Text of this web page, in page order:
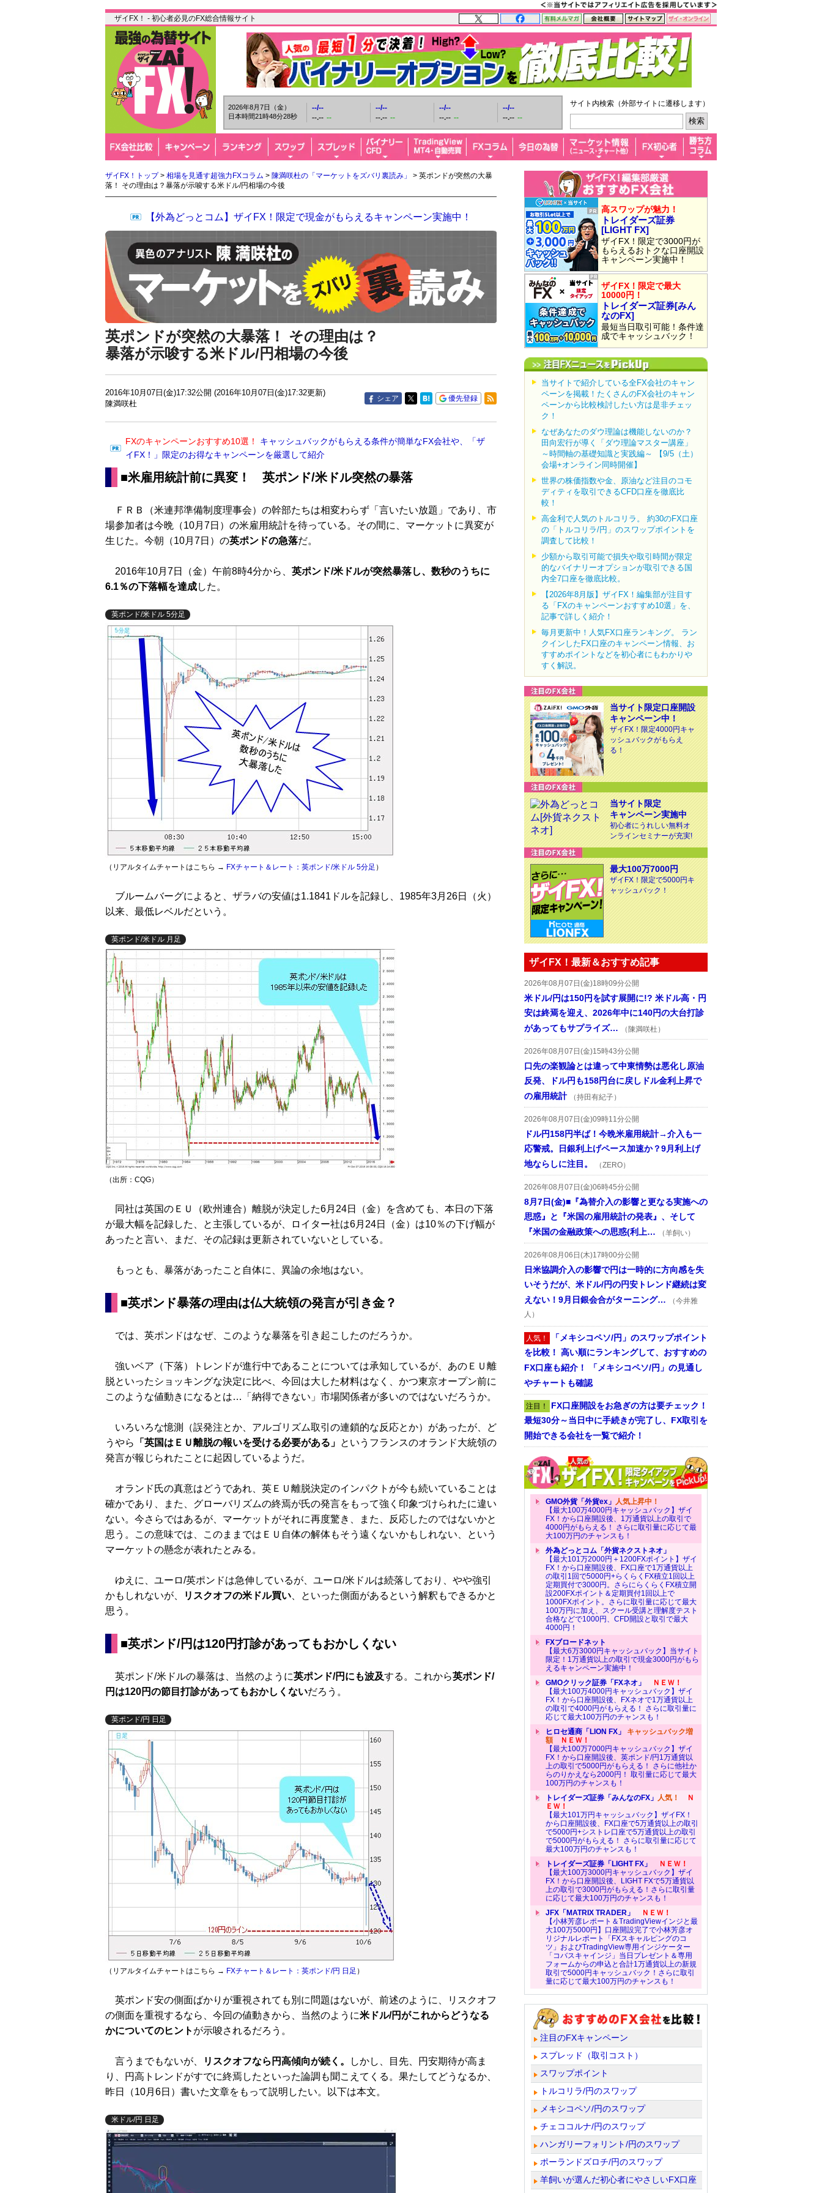
ザイFX！ - 初心者必見のFX総合情報サイト
2026年8月7日（金）
日本時間21時48分29秒
--/--
--.-- --
--/--
--.-- --
--/--
--.-- --
--/--
--.-- --
サイト内検索（外部サイトに遷移します）
ザイFX！トップ> 相場を見通す超強力FXコラム > 陳満咲杜の「マーケットをズバリ裏読み」
> 英ポンドが突然の大暴
落！ その理由は？暴落が示唆する米ドル/円相場の今後
【外為どっとコム】ザイFX！限定で現金がもらえるキャンペーン実施中！
英ポンドが突然の大暴落！ その理由は？
暴落が示唆する米ドル/円相場の今後
2016年10月07日(金)17:32公開 (2016年10月07日(金)17:32更新)
陳満咲杜
シェア 優先登録
FXのキャンペーンおすすめ10選！
キャッシュバックがもらえる条件が簡単なFX会社や、「ザ
イFX！」限定のお得なキャンペーンを厳選して紹介
■米雇用統計前に異変！ 英ポンド/米ドル突然の暴落
ＦＲＢ（米連邦準備制度理事会）の幹部たちは相変わらず「言いたい放題」であり、市
場参加者は今晩（10月7日）の米雇用統計を待っている。その間に、マーケットに異変が
生じた。今朝（10月7日）の英ポンドの急落だ。
2016年10月7日（金）午前8時4分から、 英ポンド/米ドルが突然暴落し、数秒のうちに
6.1％の下落幅を達成した。
英ポンド/米ドル 5分足
（リアルタイムチャートはこちら → FXチャート＆レート：英ポンド/米ドル 5分足 ）
ブルームバーグによると、ザラバの安値は1.1841ドルを記録し、1985年3月26日（火）
以来、最低レベルだという。
英ポンド/米ドル 月足
（出所：CQG）
同社は英国のＥＵ（欧州連合）離脱が決定した6月24日（金）を含めても、本日の下落
が最大幅を記録した、と主張しているが、ロイター社は6月24日（金）は10％の下げ幅が
あったと言い、まだ、その記録は更新されていないとしている。
もっとも、暴落があったこと自体に、異論の余地はない。
■英ポンド暴落の理由は仏大統領の発言が引き金？
では、英ポンドはなぜ、このような暴落を引き起こしたのだろうか。
強いベア（下落）トレンドが進行中であることについては承知しているが、あのＥＵ離
脱といったショッキングな決定に比べ、今回は大した材料はなく、かつ東京オープン前に
このような値動きになるとは…「納得できない」市場関係者が多いのではないだろうか。
いろいろな憶測（誤発注とか、アルゴリズム取引の連鎖的な反応とか）があったが、ど
うやら
「英国はＥＵ離脱の報いを受ける必要がある」 というフランスのオランド大統領の
発言が報じられたことに起因しているようだ。
オランド氏の真意はどうであれ、英ＥＵ離脱決定のインパクトが今も続いていることは
確かであり、また、グローバリズムの終焉が氏の発言をもって強く印象づけられたに違い
ない。今さらではあるが、マーケットがそれに再度驚き、また、反応したのではないかと
思う。この意味では、このままではＥＵ自体の解体もそう遠くないかもしれない、という
マーケットの懸念が表れたとみる。
ゆえに、ユーロ/英ポンドは急伸しているが、ユーロ/米ドルは続落しており、やや強引
かもしれないが、
リスクオフの米ドル買い 、といった側面があるという解釈もできるかと
思う。
■英ポンド/円は120円打診があってもおかしくない
英ポンド/米ドルの暴落は、当然のように英ポンド/円にも波及する。これから英ポンド/
円は120円の節目打診があってもおかしくないだろう。
英ポンド/円 日足
（リアルタイムチャートはこちら → FXチャート＆レート：英ポンド/円 日足 ）
英ポンド安の側面ばかりが重視されても別に問題はないが、前述のように、リスクオフ
の側面を重視するなら、今回の値動きから、当然のように米ドル/円がこれからどうなる
かについてのヒント が示唆されるだろう。
言うまでもないが、 リスクオフなら円高傾向が続く。
しかし、目先、円安期待が高ま
り、円高トレンドがすでに終焉したといった論調も聞こえてくる。果たしてどうなるか、
昨日（10月6日）書いた文章をもって説明したい。以下は本文。
米ドル/円 日足
高スワップが魅力！
トレイダーズ証券
[LIGHT FX]
ザイFX！限定で3000円が
もらえるおトクな口座開設
キャンペーン実施中！
ザイFX！限定で最大
10000円！
トレイダーズ証券[みん
なのFX]
最短当日取引可能！条件達
成でキャッシュバック！
当サイトで紹介している全FX会社のキャン
ペーンを掲載！たくさんのFX会社のキャン
ペーンから比較検討したい方は是非チェッ
ク！
なぜあなたのダウ理論は機能しないのか？
田向宏行が導く「ダウ理論マスター講座」
～時間軸の基礎知識と実践編～ 【9/5（土）
会場+オンライン同時開催】
世界の株価指数や金、原油など注目のコモ
ディティを取引できるCFD口座を徹底比
較！
高金利で人気のトルコリラ。 約30のFX口座
の「トルコリラ/円」のスワップポイントを
調査して比較！
少額から取引可能で損失や取引時間が限定
的なバイナリーオプションが取引できる国
内全7口座を徹底比較。
【2026年8月版】ザイFX！編集部が注目す
る「FXのキャンペーンおすすめ10選」を、
記事で詳しく紹介！
毎月更新中！人気FX口座ランキング。 ラン
クインしたFX口座のキャンペーン情報、お
すすめポイントなどを初心者にもわかりや
すく解説。
当サイト限定口座開設
キャンペーン中！
ザイFX！限定4000円キャ
ッシュバックがもらえ
る！
当サイト限定
キャンペーン実施中
初心者にうれしい無料オ
ンラインセミナーが充実!
最大100万7000円
ザイFX！限定で5000円キ
ャッシュバック！
ザイFX！最新＆おすすめ記事
2026年08月07日(金)18時09分公開
米ドル/円は150円を試す展開に!? 米ドル高・円
安は終焉を迎え、2026年中に140円の大台打診
があってもサプライズ…
（陳満咲杜）
2026年08月07日(金)15時43分公開
口先の楽観論とは違って中東情勢は悪化し原油
反発、ドル円も158円台に戻しドル金利上昇で
の雇用統計
（持田有紀子）
2026年08月07日(金)09時11分公開
ドル円158円半ば！今晩米雇用統計→介入も一
応警戒。日銀利上げペース加速か？9月利上げ
地ならしに注目。
（ZERO）
2026年08月07日(金)06時45分公開
8月7日(金)■『為替介入の影響と更なる実施への
思惑』と『米国の雇用統計の発表』、そして
『米国の金融政策への思惑(利上…
（羊飼い）
2026年08月06日(木)17時00分公開
日米協調介入の影響で円は一時的に方向感を失
いそうだが、米ドル/円の円安トレンド継続は変
えない！9月日銀会合がターニング…
（今井雅
人）
人気！ 「メキシコペソ/円」のスワップポイント
を比較！ 高い順にランキングして、おすすめの
FX口座も紹介！ 「メキシコペソ/円」の見通し
やチャートも確認
注目！ FX口座開設をお急ぎの方は要チェック！
最短30分～当日中に手続きが完了し、FX取引を
開始できる会社を一覧で紹介！
GMO外貨「外貨ex」 人気上昇中！
【最大100万4000円キャッシュバック】ザイ
FX！から口座開設後、1万通貨以上の取引で
4000円がもらえる！ さらに取引量に応じて最
大100万円のチャンスも！
外為どっとコム「外貨ネクストネオ」
【最大101万2000円＋1200FXポイント】ザイ
FX！から口座開設後、FX口座で1万通貨以上
の取引1回で5000円+らくらくFX積立1回以上
定期買付で3000円。さらにらくらくFX積立開
設200FXポイント＆定期買付1回以上で
1000FXポイント。さらに取引量に応じて最大
100万円に加え、スクール受講と理解度テスト
合格などで1000円、CFD開設と取引で最大
4000円！
FXブロードネット
【最大6万3000円キャッシュバック】当サイト
限定！1万通貨以上の取引で現金3000円がもら
えるキャンペーン実施中！
GMOクリック証券「FXネオ」
ＮＥＷ！
【最大100万4000円キャッシュバック】ザイ
FX！から口座開設後、FXネオで1万通貨以上
の取引で4000円がもらえる！ さらに取引量に
応じて最大100万円のチャンスも！
ヒロセ通商「LION FX」 キャッシュバック増
額ＮＥＷ！
【最大100万7000円キャッシュバック】ザイ
FX！から口座開設後、英ポンド/円1万通貨以
上の取引で5000円がもらえる！ さらに他社か
らのりかえなら2000円！ 取引量に応じて最大
100万円のチャンスも！
トレイダーズ証券「みんなのFX」 人気！
Ｎ
ＥＷ！
【最大101万円キャッシュバック】ザイFX！
から口座開設後、FX口座で5万通貨以上の取引
で5000円+シストレ口座で5万通貨以上の取引
で5000円がもらえる！ さらに取引量に応じて
最大100万円のチャンスも！
トレイダーズ証券「LIGHT FX」
ＮＥＷ！
【最大100万3000円キャッシュバック】ザイ
FX！から口座開設後、LIGHT FXで5万通貨以
上の取引で3000円がもらえる！さらに取引量
に応じて最大100万円のチャンスも！
JFX「MATRIX TRADER」
ＮＥＷ！
【小林芳彦レポート＆TradingViewインジと最
大100万5000円】口座開設完了で小林芳彦オ
リジナルレポート「FXスキャルピングのコ
ツ」およびTradingView専用インジケーター
「コバスキャインジ」当日プレゼント＆専用
フォームからの申込と合計1万通貨以上の新規
取引で5000円キャッシュバック！さらに取引
量に応じて最大100万円のチャンスも！
注目のFXキャンペーン
スプレッド（取引コスト）
スワップポイント
トルコリラ/円のスワップ
メキシコペソ/円のスワップ
チェココルナ/円のスワップ
ハンガリーフォリント/円のスワップ
ポーランドズロチ/円のスワップ
羊飼いが選んだ初心者にやさしいFX口座